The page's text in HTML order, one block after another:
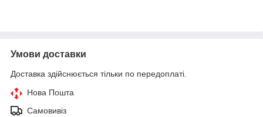
Умови доставки
Доставка здійснюється тільки по передоплаті.
Нова Пошта
Самовивіз